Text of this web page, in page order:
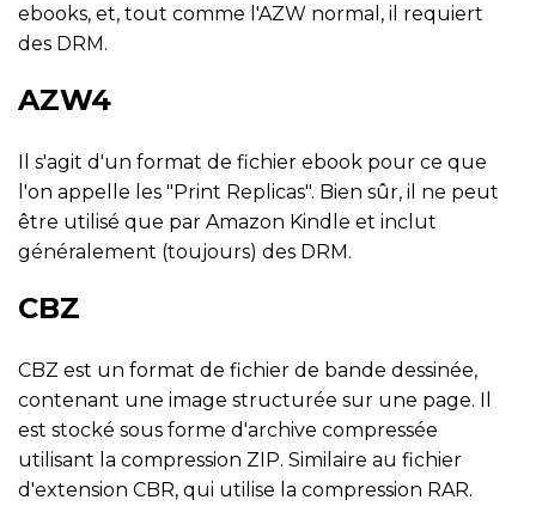
ebooks, et, tout comme l'AZW normal, il requiert
des DRM.
AZW4
Il s'agit d'un format de fichier ebook pour ce que
l'on appelle les "Print Replicas". Bien sûr, il ne peut
être utilisé que par Amazon Kindle et inclut
généralement (toujours) des DRM.
CBZ
CBZ est un format de fichier de bande dessinée,
contenant une image structurée sur une page. Il
est stocké sous forme d'archive compressée
utilisant la compression ZIP. Similaire au fichier
d'extension CBR, qui utilise la compression RAR.